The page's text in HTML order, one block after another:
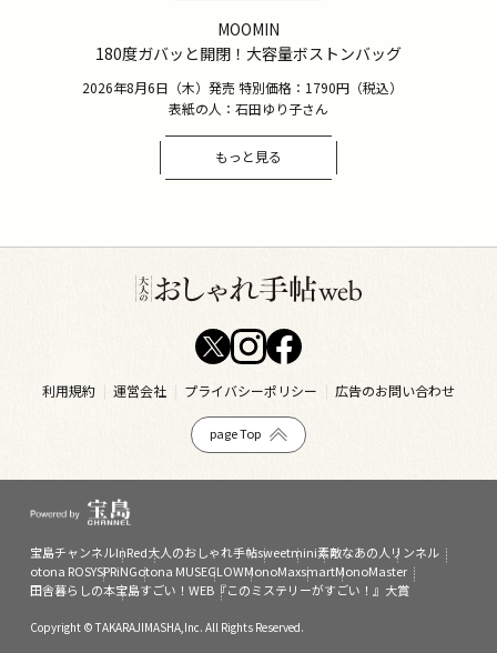
MOOMIN
180度ガバッと開閉！大容量ボストンバッグ
2026年8月6日（木）発売 特別価格：1790円（税込）
表紙の人：石田ゆり子さん
もっと見る
利用規約 運営会社 プライバシーポリシー 広告のお問い合わせ
page Top
宝島チャンネルInRed大人のおしゃれ手帖sweetmini素敵なあの人リンネル
otona ROSYSPRiNGotona MUSEGLOWMonoMaxsmartMonoMaster
田舎暮らしの本宝島すごい！WEB『このミステリーがすごい！』大賞
Copyright © TAKARAJIMASHA,Inc. All Rights Reserved.